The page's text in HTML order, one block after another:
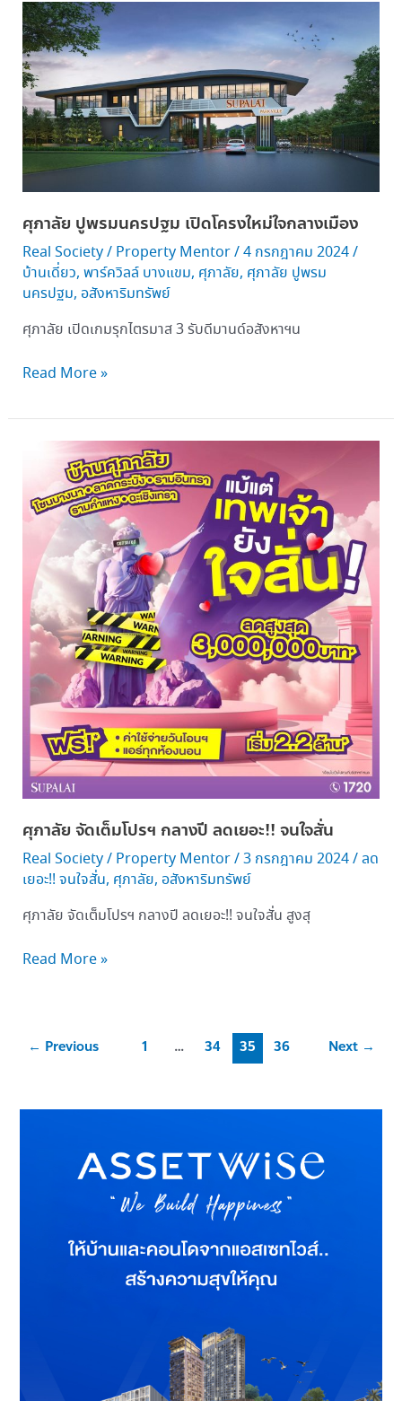
ศุภาลัย ปูพรมนครปฐม เปิดโครงใหม่ใจกลางเมือง
Real Society/ Property Mentor/4 กรกฎาคม 2024/
บ้านเดี่ยว, พาร์ควิลล์ บางแขม, ศุภาลัย, ศุภาลัย ปูพรม
นครปฐม, อสังหาริมทรัพย์
ศุภาลัย เปิดเกมรุกไตรมาส 3 รับดีมานด์อสังหาฯน
ศุภ
าลัย
ปู
พรม
นครปฐม
เปิด
โครง
ใหม่
ใจกลาง
Read More »
ศุภาลัย จัดเต็มโปรฯ กลางปี ลดเยอะ!! จนใจสั่น
Real Society/ Property Mentor/3 กรกฎาคม 2024/ลด
เยอะ!! จนใจสั่น, ศุภาลัย, อสังหาริมทรัพย์
ศุภาลัย จัดเต็มโปรฯ กลางปี ลดเยอะ!! จนใจสั่น สูงสุ
จัด
เต็ม
โปรฯ
กลาง
ลด
เยอะ!! จน
ใจ
สั่น
Read More »
← Previous 1 … 34 35 36 Next →